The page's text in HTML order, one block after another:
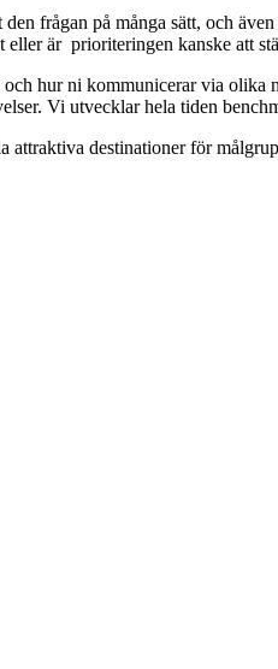
frågan på många sätt, och
är prioriteringen kanske att
hur ni kommunicerar via
Vi utvecklar hela tiden
attraktiva destinationer för